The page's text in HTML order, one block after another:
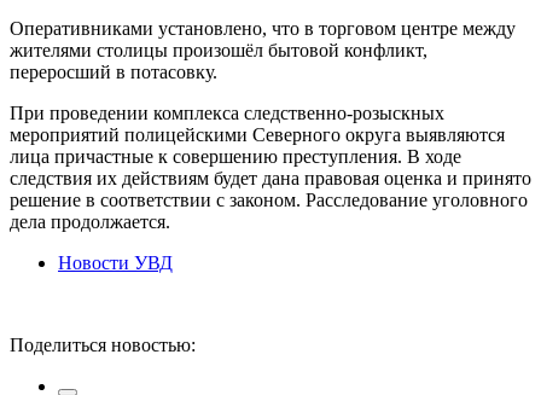
Оперативниками установлено, что в торговом центре между
жителями столицы произошёл бытовой конфликт,
переросший в потасовку.
При проведении комплекса следственно-розыскных
мероприятий полицейскими Северного округа выявляются
лица причастные к совершению преступления. В ходе
следствия их действиям будет дана правовая оценка и принято
решение в соответствии с законом. Расследование уголовного
дела продолжается.
Новости УВД
Поделиться новостью: